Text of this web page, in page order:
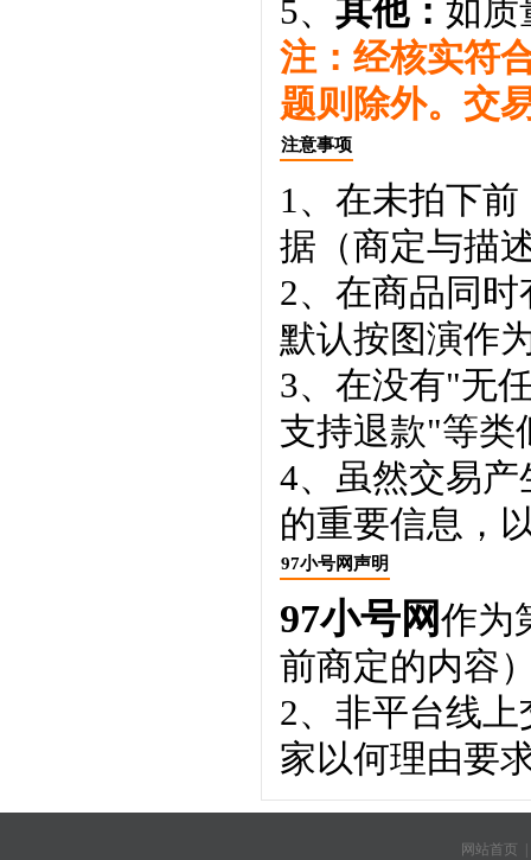
5、 其他： 如质
注：经核实符
题则除外。交
注意事项
1、在未拍下
据（商定与描
2、在商品同
默认按图演作
3、在没有"无
支持退款"等类
4、虽然交易
的重要信息，
97小号网声明
97小号网作为
前商定的内容
2、非平台线
家以何理由要
网站首页